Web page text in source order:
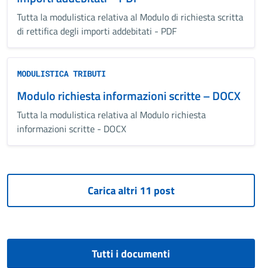
Tutta la modulistica relativa al Modulo di richiesta scritta
di rettifica degli importi addebitati - PDF
MODULISTICA TRIBUTI
Modulo richiesta informazioni scritte – DOCX
Tutta la modulistica relativa al Modulo richiesta
informazioni scritte - DOCX
Tutti i documenti